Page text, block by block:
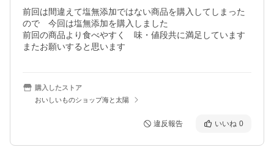
前回は間違えて塩無添加ではない商品を購入してしまった
ので　今回は塩無添加を購入しました
前回の商品より食べやすく　味・値段共に満足しています
またお願いすると思います
購入したストア
おいしいものショップ海と太陽
違反報告 いいね 0